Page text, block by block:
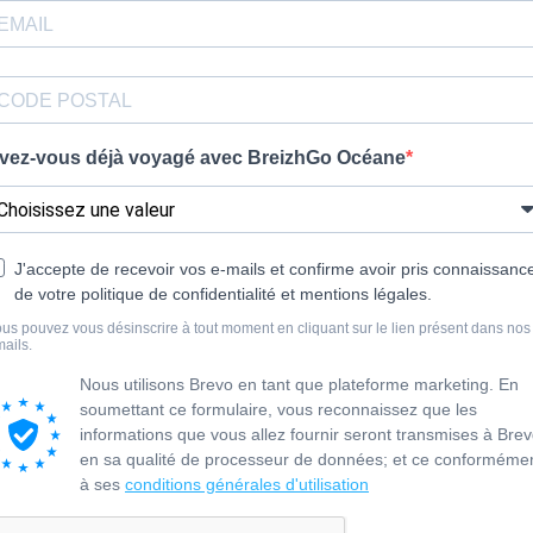
vous déjà voyagé avec BreizhGo Océane
J'accepte de recevoir vos e-mails et confirme avoir pris
de votre politique de confidentialité et mentions légales.
pouvez vous désinscrire à tout moment en cliquant sur le lien présent dans nos
Nous utilisons Brevo en tant que plateforme marketing. En
soumettant ce formulaire, vous reconnaissez que les
informations que vous allez fournir seront transmises à
en sa qualité de processeur de données; et ce
à ses conditions générales d'utilisation